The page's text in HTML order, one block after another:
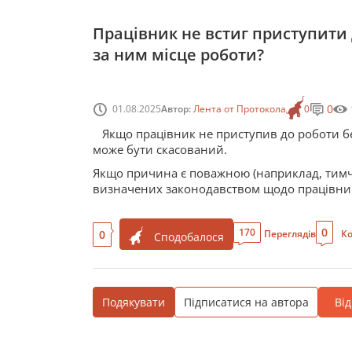
Працівник не встиг
за ним місце роботи?
01.08.2025Автор:Лента от Протокола 0 0
Якщо працівник не приступив до роботи
може бути скасований.
Якщо причина є поважною (наприклад,
визначених законодавством щодо
0 Сподобалося 170 Переглядів 0
Подякувати Підписатися на автора